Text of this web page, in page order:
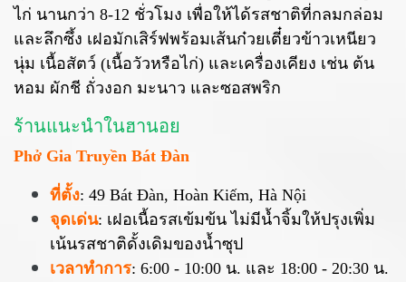
ไก่ นานกว่า 8-12 ชั่วโมง เพื่อให้ได้รสชาติที่กลมกล่อม
และลึกซึ้ง เฝอมักเสิร์ฟพร้อมเส้นก๋วยเตี๋ยวข้าวเหนียว
นุ่ม เนื้อสัตว์ (เนื้อวัวหรือไก่) และเครื่องเคียง เช่น ต้น
หอม ผักชี ถั่วงอก มะนาว และซอสพริก
ร้านแนะนำในฮานอย
Phở Gia Truyền Bát Đàn
ที่ตั้ง: 49 Bát Đàn, Hoàn Kiếm, Hà Nội
จุดเด่น: เฝอเนื้อรสเข้มข้น ไม่มีน้ำจิ้มให้ปรุงเพิ่ม
เน้นรสชาติดั้งเดิมของน้ำซุป
เวลาทำการ: 6:00 - 10:00 น. และ 18:00 - 20:30 น.